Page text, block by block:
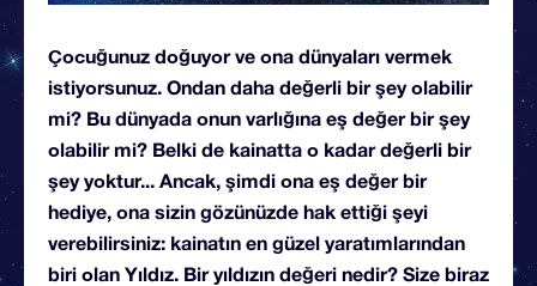
Çocuğunuz doğuyor ve ona dünyaları vermek
istiyorsunuz. Ondan daha değerli bir şey olabilir
mi? Bu dünyada onun varlığına eş değer bir şey
olabilir mi? Belki de kainatta o kadar değerli bir
şey yoktur... Ancak, şimdi ona eş değer bir
hediye, ona sizin gözünüzde hak ettiği şeyi
verebilirsiniz: kainatın en güzel yaratımlarından
biri olan Yıldız. Bir yıldızın değeri nedir? Size biraz